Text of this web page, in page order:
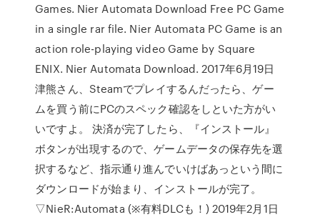
Games. Nier Automata Download Free PC Game
in a single rar file. Nier Automata PC Game is an
action role-playing video Game by Square
ENIX. Nier Automata Download. 2017年6月19日
津熊さん、Steamでプレイするんだったら、ゲー
ムを買う前にPCのスペック確認をしといた方がい
いですよ。 決済が完了したら、『インストール』
ボタンが出現するので、ゲームデータの保存先を選
択するなど、指示通り進んでいけばあっという間に
ダウンロードが始まり、インストールが完了。
▽NieR:Automata (※有料DLCも！) 2019年2月1日